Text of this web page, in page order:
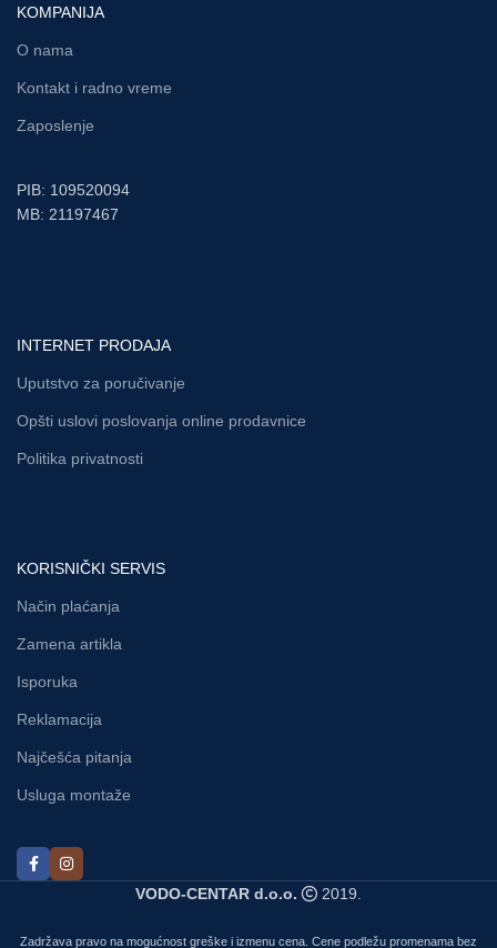
KOMPANIJA
O nama
Kontakt i radno vreme
Zaposlenje
PIB: 109520094
MB: 21197467
INTERNET PRODAJA
Uputstvo za poručivanje
Opšti uslovi poslovanja online prodavnice
Politika privatnosti
KORISNIČKI SERVIS
Način plaćanja
Zamena artikla
Isporuka
Reklamacija
Najčešća pitanja
Usluga montaže
VODO-CENTAR d.o.o. 2019.
Zadržava pravo na mogućnost greške i izmenu cena. Cene podležu promenama bez